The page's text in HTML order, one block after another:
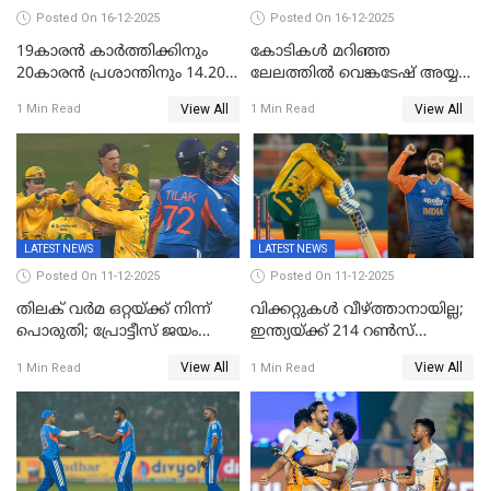
Posted On 16-12-2025
19കാരൻ കാർത്തിക്കിനും
20കാരൻ പ്രശാന്തിനും 14.20
കോടിക്ക് ഡൽഹിയിൽ;
മലയാളി താരം വിഘ്നേഷ്
പുത്തുർ രാജസ്ഥാനിൽ
1 Min Read View All
Posted On 16-12-2025
കോടികൾ മറിഞ്ഞ
ലേലത്തിൽ വെങ്കടേഷ് അയ്യര്‍
ബംഗളൂരുവില്‍; ക്വിന്റണ്‍ ഡി
കോക്ക് മുംബൈ
ഇന്ത്യന്‍സില്‍; 25കോടിക്ക്
കാമറൂൺ ഗ്രീൻ
കൊൽക്കത്തയിൽ
1 Min Read View All
LATEST NEWS
Posted On 11-12-2025
തിലക് വർമ ഒറ്റയ്ക്ക് നിന്ന്
പൊരുതി; പ്രോട്ടീസ് ജയം
1 Min Read View All
LATEST NEWS
Posted On 11-12-2025
വിക്കറ്റുകൾ വീഴ്ത്താനായില്ല;
ഇന്ത്യയ്ക്ക് 214 റൺസ്
ഡികോക്ക് കസറി
1 Min Read View All